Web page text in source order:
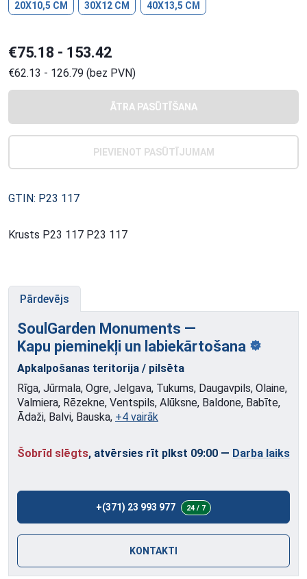
20X10,5 CM 30X12 CM 40X13,5 CM
€75.18 - 153.42
€62.13 - 126.79 (bez PVN)
ĀTRA PASŪTĪŠANA
PIEVIENOT PASŪTĪJUMAM
GTIN: P23 117
Krusts P23 117 P23 117
Pārdevējs
SoulGarden Monuments —
Kapu pieminekļi un labiekārtošana
Apkalpošanas teritorija / pilsēta
Rīga, Jūrmala, Ogre, Jelgava, Tukums, Daugavpils, Olaine,
Valmiera, Rēzekne, Ventspils, Alūksne, Baldone, Babīte,
Ādaži, Balvi, Bauska, +4 vairāk
Šobrīd slēgts, atvērsies rīt plkst 09:00 — Darba laiks
+(371) 23 993 977 24 / 7
KONTAKTI